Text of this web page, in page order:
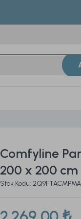
Comfyline
200 x 200 cm
Stok Kodu: